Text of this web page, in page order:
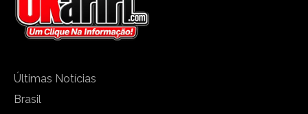
Últimas Notícias
Brasil